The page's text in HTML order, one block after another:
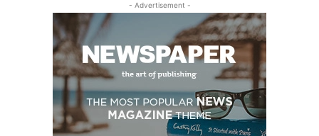
- Advertisement -